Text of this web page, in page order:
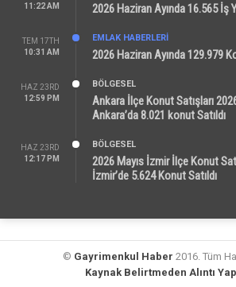
11:22 AM
2026 Haziran Ayında 16.565 İş
TEM 17TH
10:31 AM
EMLAK HABERLERI
2026 Haziran Ayında 129.979
HAZ 23RD
12:59 PM
BÖLGESEL
Ankara İlçe Konut Satışları
Ankara’da 8.021 konut Satıldı
HAZ 23RD
12:17 PM
BÖLGESEL
2026 Mayıs İzmir İlçe Konut
İzmir’de 5.624 Konut Satıldı
© Gayrimenkul Haber 2016. Tüm
Kaynak Belirtmeden Alıntı